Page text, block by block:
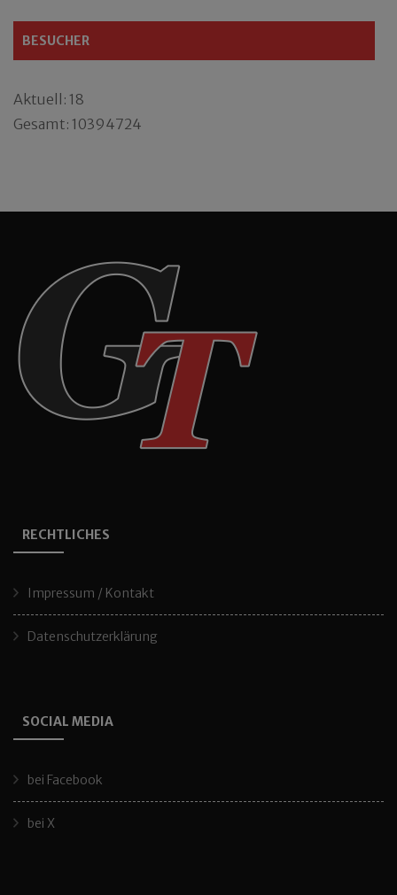
BESUCHER
Aktuell: 18
Gesamt: 10394724
RECHTLICHES
Impressum / Kontakt
Datenschutzerklärung
SOCIAL MEDIA
bei Facebook
bei X